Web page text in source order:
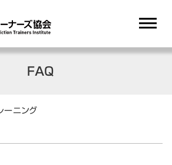
dehaze
FAQ
ーニング